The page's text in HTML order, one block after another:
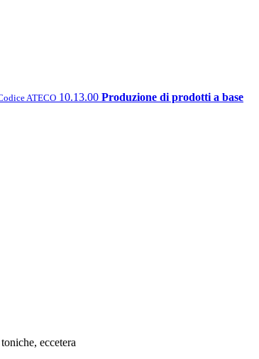
ATECO 10.13.00 Produzione di prodotti a base
eccetera